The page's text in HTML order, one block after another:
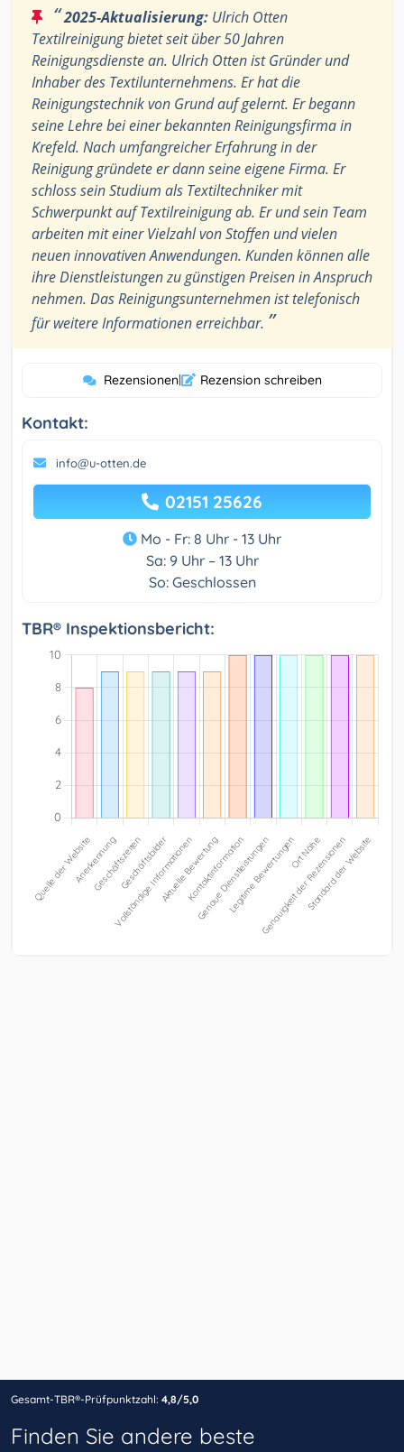
“2025-Aktualisierung: Ulrich Otten
Textilreinigung bietet seit über 50 Jahren
Reinigungsdienste an. Ulrich Otten ist Gründer und
Inhaber des Textilunternehmens. Er hat die
Reinigungstechnik von Grund auf gelernt. Er begann
seine Lehre bei einer bekannten Reinigungsfirma in
Krefeld. Nach umfangreicher Erfahrung in der
Reinigung gründete er dann seine eigene Firma. Er
schloss sein Studium als Textiltechniker mit
Schwerpunkt auf Textilreinigung ab. Er und sein Team
arbeiten mit einer Vielzahl von Stoffen und vielen
neuen innovativen Anwendungen. Kunden können alle
ihre Dienstleistungen zu günstigen Preisen in Anspruch
nehmen. Das Reinigungsunternehmen ist telefonisch
für weitere Informationen erreichbar. ”
Rezensionen| Rezension schreiben
Kontakt:
info@u-otten.de
02151 25626
Mo - Fr: 8 Uhr - 13 Uhr
Sa: 9 Uhr – 13 Uhr
So: Geschlossen
TBR® Inspektionsbericht:
Gesamt-TBR®-Prüfpunktzahl: 4,8/5,0
Finden Sie andere beste